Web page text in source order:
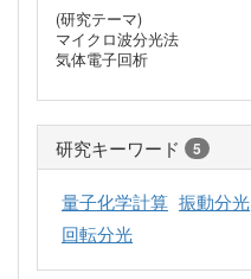
(研究テーマ)
マイクロ波分光法
気体電子回析
研究キーワード 5
量子化学計算 振動分光
回転分光